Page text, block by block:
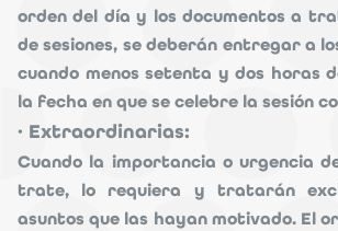
orden del día y los documentos a
de sesiones, se deberán entregar a
cuando menos setenta y dos horas
la fecha en que se celebre la sesión
· Extraordinarias:
Cuando la importancia o urgencia
trate, lo requiera y tratarán
asuntos que las hayan motivado. El